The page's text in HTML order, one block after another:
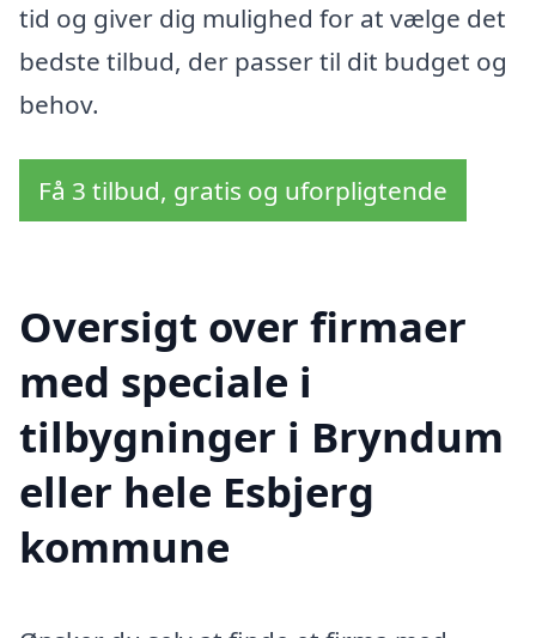
tid og giver dig mulighed for at vælge det
bedste tilbud, der passer til dit budget og
behov.
Få 3 tilbud, gratis og uforpligtende
Oversigt over firmaer
med speciale i
tilbygninger i Bryndum
eller hele Esbjerg
kommune